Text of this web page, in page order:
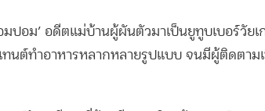
มปอม’ อดีตแม่บ้านผู้ผันตัวมาเป็นยูทูบเบอร์วัย
ทนต์ทำอาหารหลากหลายรูปแบบ จนมีผู้ติดตาม